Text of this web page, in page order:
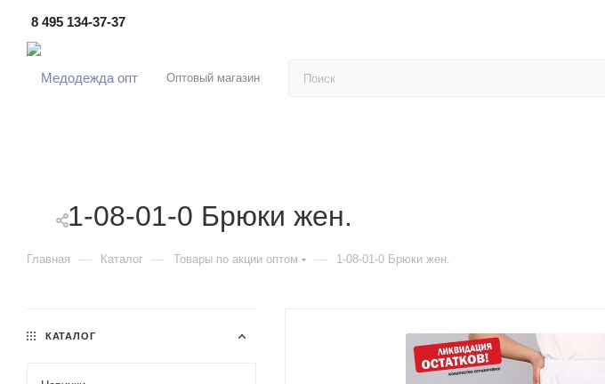
8 495 134-37-37
Оптовый магазин
1-08-01-0 Брюки жен.
Главная — Каталог — Товары по акции оптом — 1-08-01-0 Брюки жен.
КАТАЛОГ